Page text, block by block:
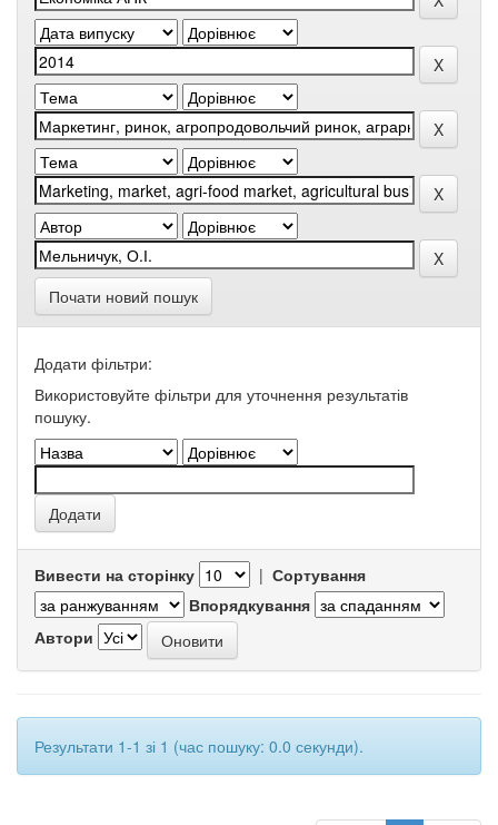
Почати новий пошук
Додати фільтри:
Використовуйте фільтри для уточнення результатів
пошуку.
Вивести на сторінку | Сортування
Впорядкування
Автори
Результати 1-1 зі 1 (час пошуку: 0.0 секунди).